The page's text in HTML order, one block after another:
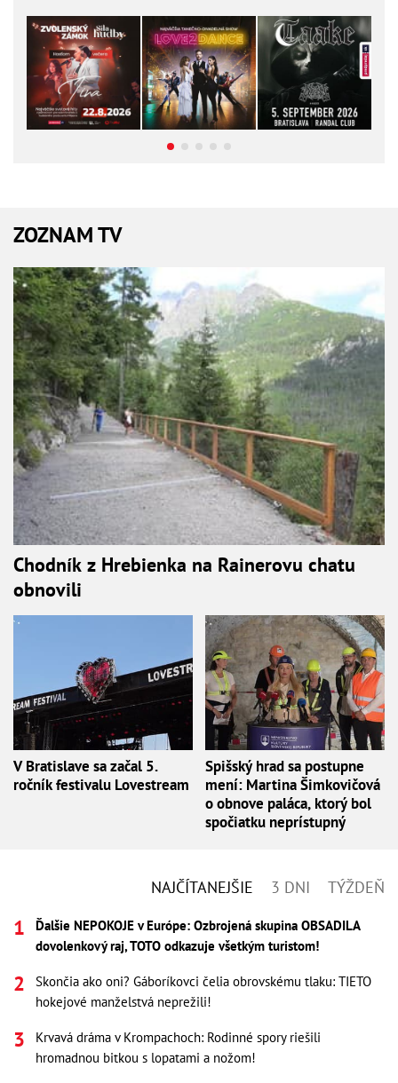
ZOZNAM TV
Chodník z Hrebienka na Rainerovu chatu
obnovili
V Bratislave sa začal 5.
ročník festivalu Lovestream
Spišský hrad sa postupne
mení: Martina Šimkovičová
o obnove paláca, ktorý bol
spočiatku neprístupný
NAJČÍTANEJŠIE 3 DNI TÝŽDEŇ
Ďalšie NEPOKOJE v Európe: Ozbrojená skupina OBSADILA
dovolenkový raj, TOTO odkazuje všetkým turistom!
Skončia ako oni? Gáboríkovci čelia obrovskému tlaku: TIETO
hokejové manželstvá neprežili!
Krvavá dráma v Krompachoch: Rodinné spory riešili
hromadnou bitkou s lopatami a nožom!